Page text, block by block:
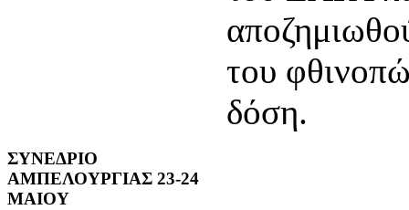
του
δόση.
ΣΥΝΕΔΡΙΟ
ΑΜΠΕΛΟΥΡΓΙΑΣ 23-24
ΜΑΙΟΥ